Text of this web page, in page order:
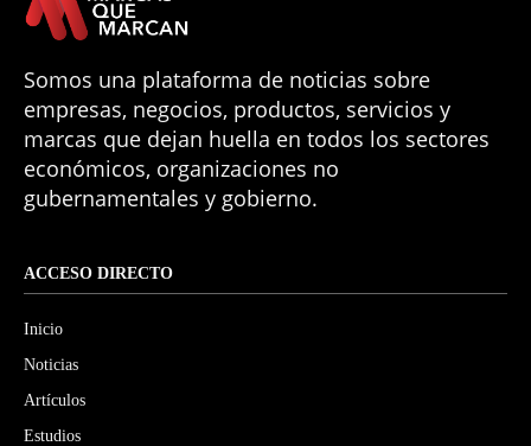
Somos una plataforma de noticias sobre
empresas, negocios, productos, servicios y
marcas que dejan huella en todos los sectores
económicos, organizaciones no
gubernamentales y gobierno.
ACCESO DIRECTO
Inicio
Noticias
Artículos
Estudios